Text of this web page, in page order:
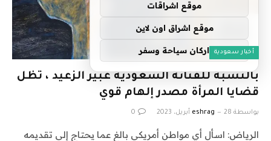
أخبار سعودية
بالنسبة للفنانة السعودية عبير الزعيد ، تظل
قضايا المرأة مصدر إلهام قوي
بواسطة eshrag 28 أبريل، 2023 0
الرياض: اسأل أي مواطن أمريكي بالغ عما يحتاج إلى تقديمه
موقع اشراقات
موقع اشراق اون لاين
اركان سياحة وسفر